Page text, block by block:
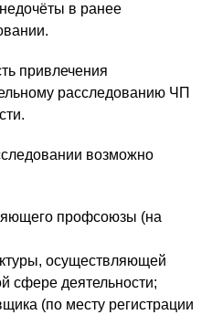
в ранее
привлечения
расследованию ЧП
возможно
профсоюзы (на
осуществляющей
сфере деятельности;
(по месту регистрации